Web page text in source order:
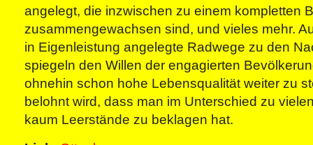
angelegt, die inzwischen zu einem kompletten
zusammengewachsen sind, und vieles mehr.
in Eigenleistung angelegte Radwege zu den
spiegeln den Willen der engagierten
ohnehin schon hohe Lebensqualität weiter zu
belohnt wird, dass man im Unterschied zu
kaum Leerstände zu beklagen hat.